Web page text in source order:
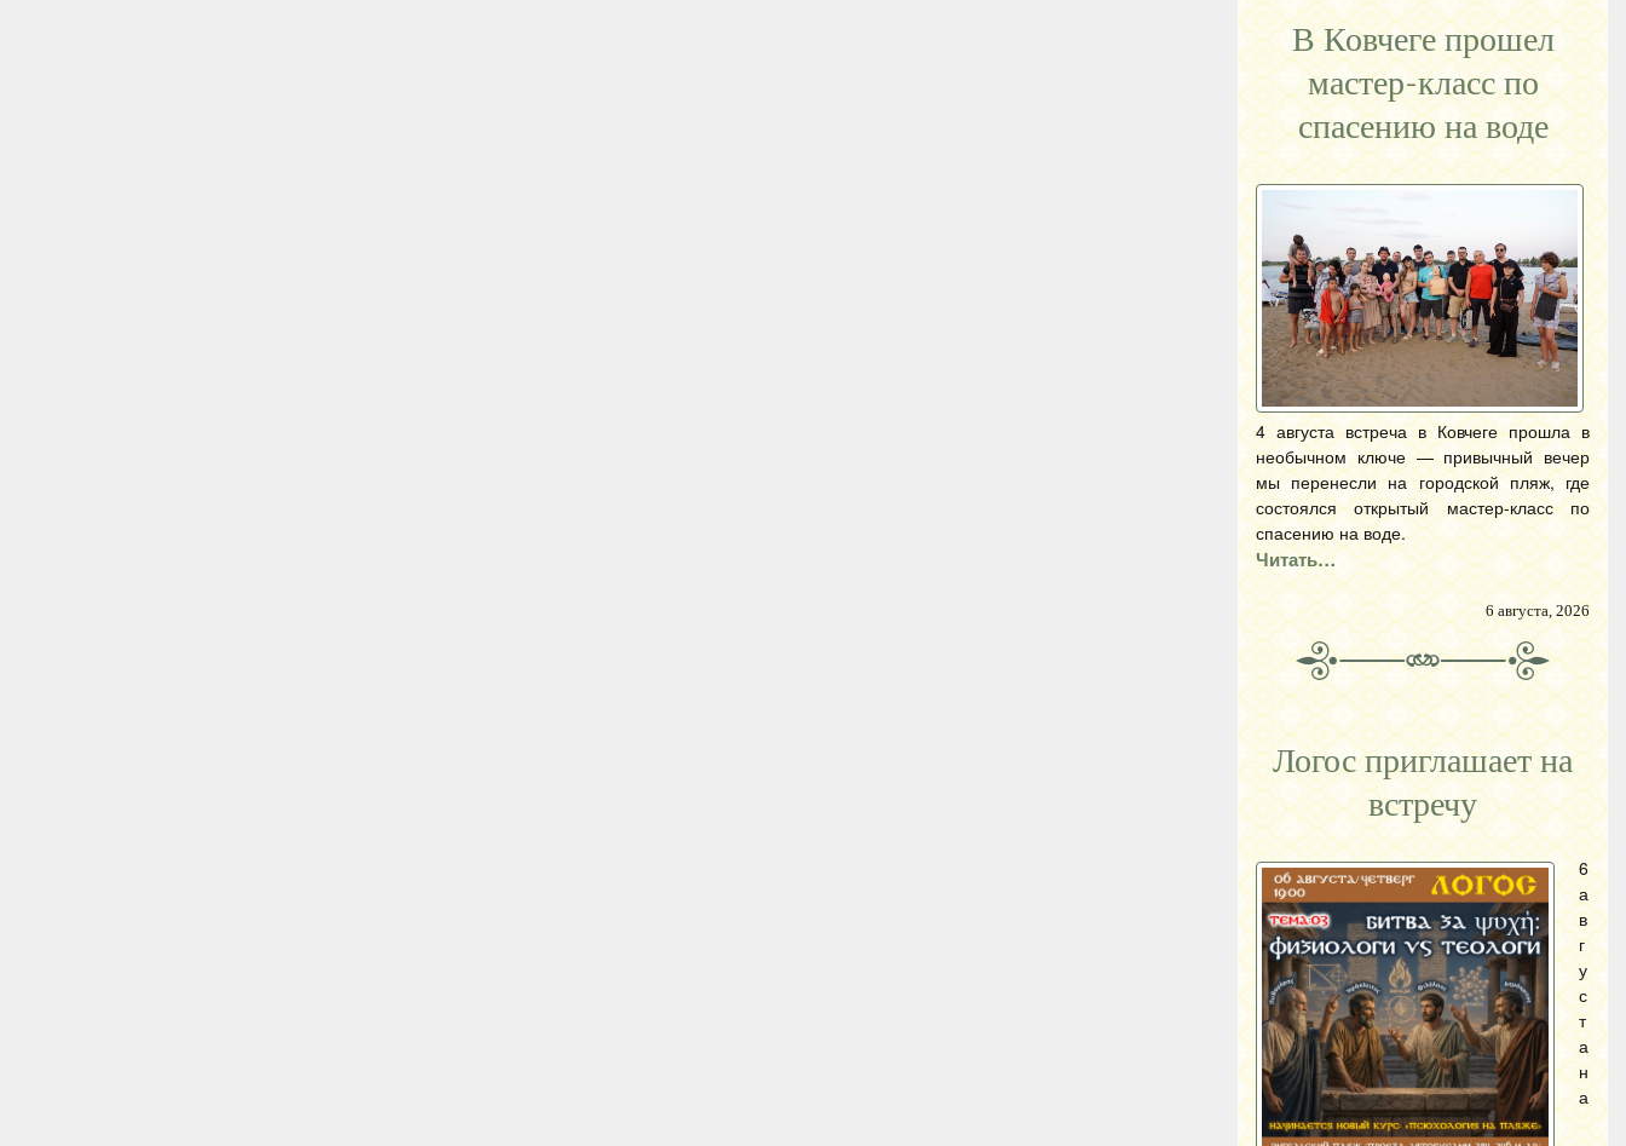
В Ковчеге прошел
мастер-класс по
спасению на воде
4 августа встреча в Ковчеге прошла в
необычном ключе — привычный вечер
мы перенесли на городской пляж, где
состоялся открытый мастер-класс по
спасению на воде.
Читать…
6 августа, 2026
Логос приглашает на
встречу
6
а
в
г
у
с
т
а
н
а